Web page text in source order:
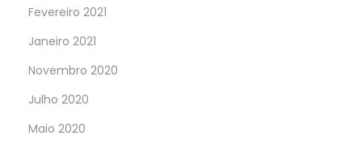
Fevereiro 2021
Janeiro 2021
Novembro 2020
Julho 2020
Maio 2020